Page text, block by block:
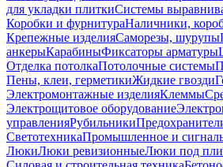
для укладки плиткиСистемы
Коробки и фурнитураНаличники,
Крепежные изделияСаморезы, шурупы
анкерыКарабиныФиксаторы арматуры
Отделка потолкаПотолочные системы
Пены, клеи, герметикиЖидкие гвозди
Электромонтажные изделияКлеммы
Электрощитовое оборудование
управленияРубильники
СветотехникаПромышленное и
ЛюкиЛюки ревизионныеЛюки под